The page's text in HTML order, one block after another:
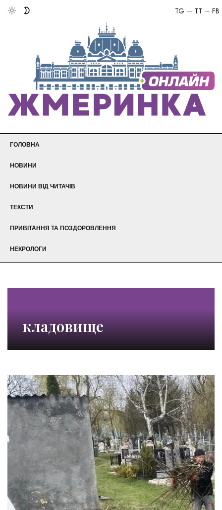
FB
TT
TG
ГОЛОВНА
НОВИНИ
НОВИНИ ВІД ЧИТАЧІВ
ТЕКСТИ
ПРИВІТАННЯ ТА ПОЗДОРОВЛЕННЯ
НЕКРОЛОГИ
кладовище